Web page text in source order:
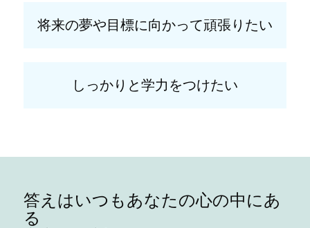
将来の夢や目標に向かって頑張りたい
しっかりと学力をつけたい
答えはいつもあなたの心の中にあ
る